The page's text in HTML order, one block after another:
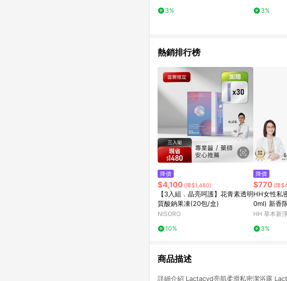
3%
3%
熱銷排行榜
降價
$4,100 (降$1,480)
【3入組．晶亮呵護】花青素透明
質酸鈉果凍(20包/盒)
NISORO
10%
降價
$770 (降
HH女性私
0ml) 新香
HH 草本新
3%
商品描述
詳細介紹 Lactacyd亮肌柔滑私密潔浴露